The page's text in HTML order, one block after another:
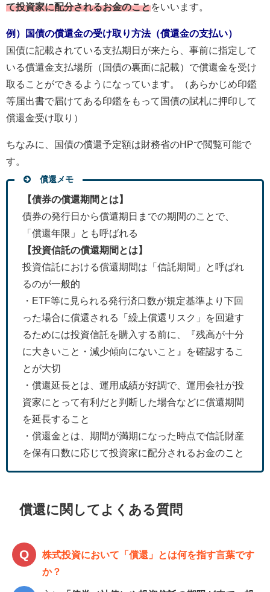
て投資家に配分されるお金のことをいいます。
例）国債の償還金の受け取り方法（償還金の支払い）
国債に記載されている支払期日が来たら、事前に指定して
いる償還金支払場所（国債の裏面に記載）で償還金を受け
取ることができるようになっています。（あらかじめ印鑑
等届出書で届けてある印鑑をもって国債の賦札に押印して
償還金受け取り）
ちなみに、国債の償還予定額は財務省のHPで閲覧可能で
す。
償還メモ
【債券の償還期間とは】
債券の発行日から償還期日までの期間のことで、
「償還年限」とも呼ばれる
【投資信託の償還期間とは】
投資信託における償還期間は「信託期間」と呼ばれ
るのが一般的
・ETF等に見られる発行済口数が規定基準より下回
った場合に償還される「繰上償還リスク」を回避す
るためには投資信託を購入する前に、『残高が十分
に大きいこと・減少傾向にないこと』を確認するこ
とが大切
・償還延長とは、運用成績が好調で、運用会社が投
資家にとって有利だと判断した場合などに償還期間
を延長すること
・償還金とは、期間が満期になった時点で信託財産
を保有口数に応じて投資家に配分されるお金のこと
償還に関してよくある質問
株式投資において「償還」とは何を指す言葉です
か？